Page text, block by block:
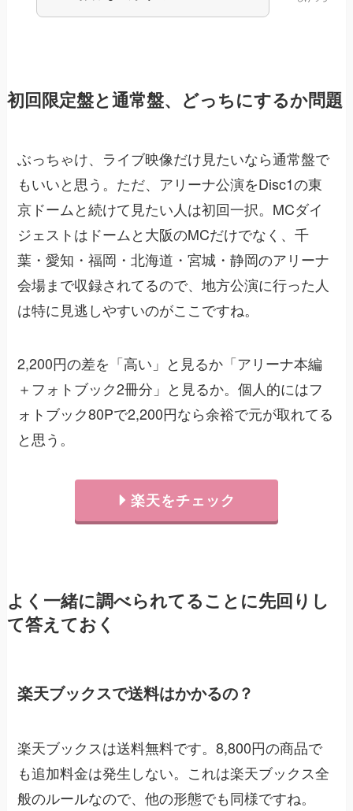
初回限定盤と通常盤、どっちにするか問題
ぶっちゃけ、ライブ映像だけ見たいなら通常盤で
もいいと思う。ただ、アリーナ公演をDisc1の東
京ドームと続けて見たい人は初回一択。MCダイ
ジェストはドームと大阪のMCだけでなく、千
葉・愛知・福岡・北海道・宮城・静岡のアリーナ
会場まで収録されてるので、地方公演に行った人
は特に見逃しやすいのがここですね。
2,200円の差を「高い」と見るか「アリーナ本編
＋フォトブック2冊分」と見るか。個人的にはフ
ォトブック80Pで2,200円なら余裕で元が取れてる
と思う。
楽天をチェック
よく一緒に調べられてることに先回りし
て答えておく
楽天ブックスで送料はかかるの？
楽天ブックスは送料無料です。8,800円の商品で
も追加料金は発生しない。これは楽天ブックス全
般のルールなので、他の形態でも同様ですね。